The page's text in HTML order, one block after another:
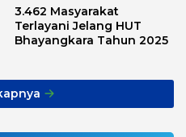
3.462 Masyarakat
Terlayani Jelang HUT
Bhayangkara Tahun 2025